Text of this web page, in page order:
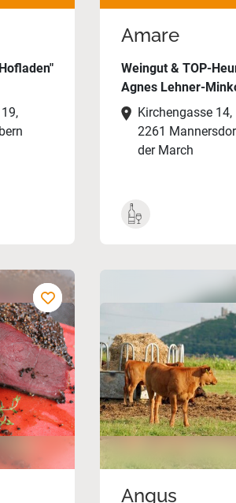
Amare
Weingut & TOP-
Agnes Lehner-
Kirchengasse 14,
2261
der March
Angus